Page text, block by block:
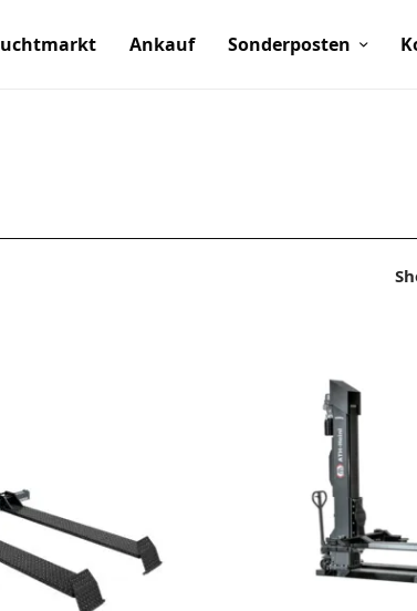
Ankauf Sonderposten